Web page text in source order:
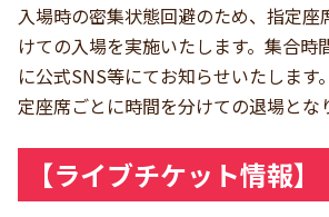
入場時の密集状態回避のため、指定
けての入場を実施いたします。集合時
に公式SNS等にてお知らせいたします
定座席ごとに時間を分けての退場とな
【ライブチケット情報】